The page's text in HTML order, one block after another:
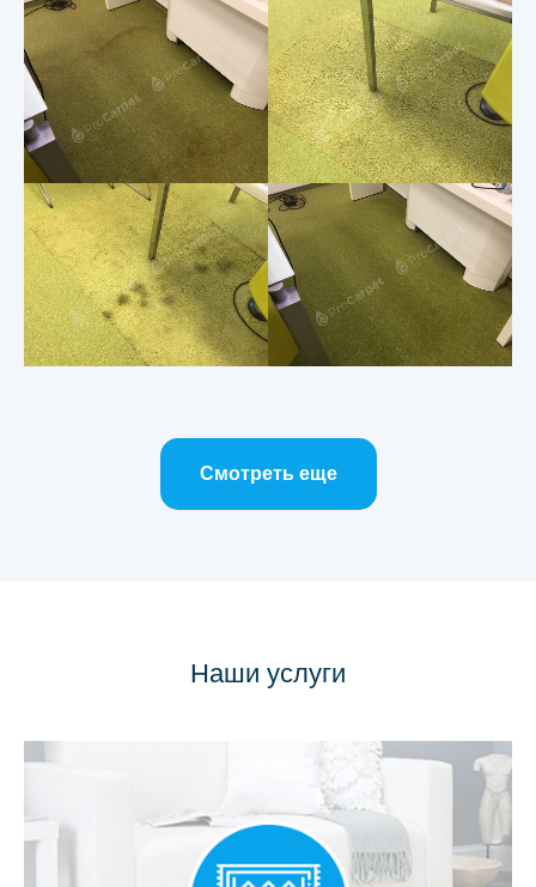
Смотреть еще
Наши услуги